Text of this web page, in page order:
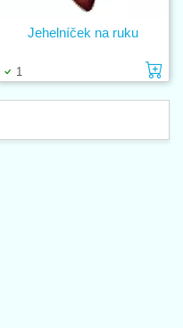
do košíku
1
Jehelníček na ruku